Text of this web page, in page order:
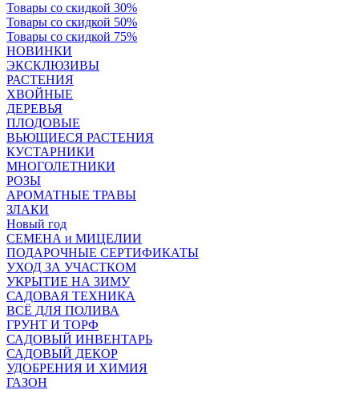
Товары со скидкой 30%
Товары со скидкой 50%
Товары со скидкой 75%
НОВИНКИ
ЭКСКЛЮЗИВЫ
РАСТЕНИЯ
ХВОЙНЫЕ
ДЕРЕВЬЯ
ПЛОДОВЫЕ
ВЬЮЩИЕСЯ РАСТЕНИЯ
КУСТАРНИКИ
МНОГОЛЕТНИКИ
РОЗЫ
АРОМАТНЫЕ ТРАВЫ
ЗЛАКИ
Новый год
СЕМЕНА и МИЦЕЛИИ
ПОДАРОЧНЫЕ СЕРТИФИКАТЫ
УХОД ЗА УЧАСТКОМ
УКРЫТИЕ НА ЗИМУ
САДОВАЯ ТЕХНИКА
ВСЁ ДЛЯ ПОЛИВА
ГРУНТ И ТОРФ
САДОВЫЙ ИНВЕНТАРЬ
САДОВЫЙ ДЕКОР
УДОБРЕНИЯ И ХИМИЯ
ГАЗОН